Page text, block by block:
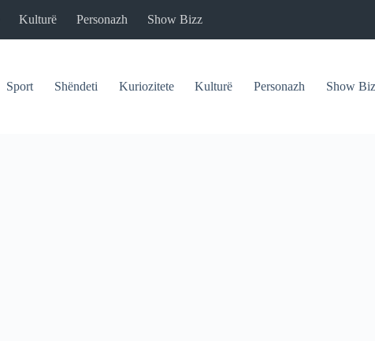
Kulturë Personazh Show Bizz
Sport Shëndeti Kuriozitete Kulturë Personazh Show